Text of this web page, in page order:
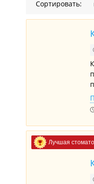
Сортировать:
Лучшая